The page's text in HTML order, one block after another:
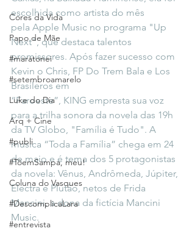
Cores da Vida
Papo de Mãe
#maratonei
#setembroamarelo
Luke do Dia
Arq + Cine
#publi
#TôemSampa, meu!
Coluna do Vasques
#DescomplicaLara
#entrevista
escolhida como artista do mês
pela Apple Music no programa "Up
Next", que destaca talentos
promissores. Após fazer sucesso com
Kevin o Chris, FP Do Trem Bala e Los
Brasileros em
“Faroeste”, KING empresta sua voz
para a trilha sonora da novela das 19h
da TV Globo, "Família é Tudo". A
música “Toda a Família” chega em 24
de maio e é tema dos 5 protagonistas
da novela: Vênus, Andrômeda, Júpiter,
Electra e Plutão, netos de Frida
Mancini, a dona da fictícia Mancini
Music.